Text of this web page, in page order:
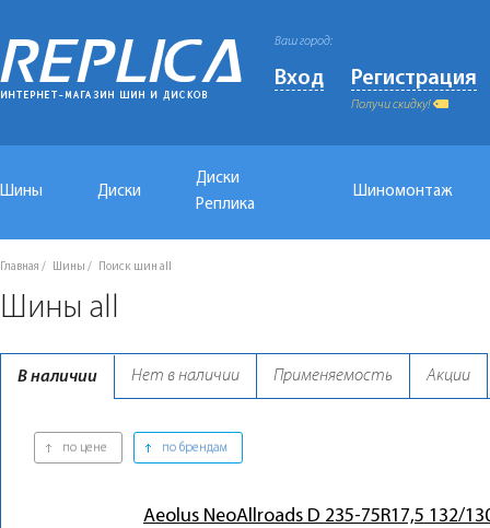
Ваш город:
Вход Регистрация
Получи скидку!
Шины Диски
Диски
Реплика
Шиномонтаж
Главная Шины Поиск шин all
Шины all
В наличии Нет в наличии Применяемость Акции
по цене по брендам
Aeolus NeoAllroads D 235-75R17,5 132/